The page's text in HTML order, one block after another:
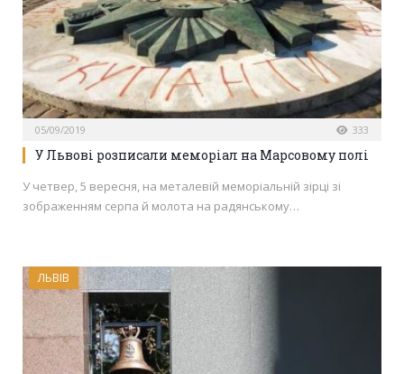
05/09/2019 333
У Львові розписали меморіал на Марсовому полі
У четвер, 5 вересня, на металевій меморіальній зірці зі
зображенням серпа й молота на радянському…
ЛЬВІВ